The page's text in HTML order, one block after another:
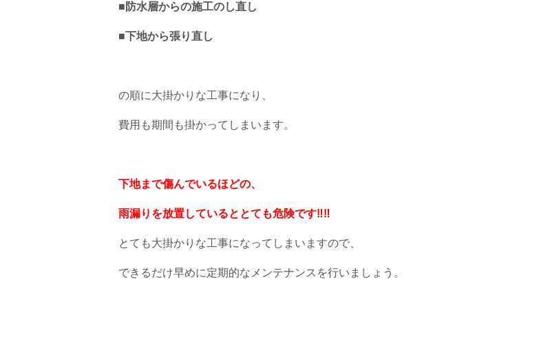
■防水層からの施工のし直し
■下地から張り直し
の順に大掛かりな工事になり、
費用も期間も掛かってしまいます。
下地まで傷んでいるほどの、
雨漏りを放置しているととても危険です‼‼
とても大掛かりな工事になってしまいますので、
できるだけ早めに定期的なメンテナンスを行いましょう。